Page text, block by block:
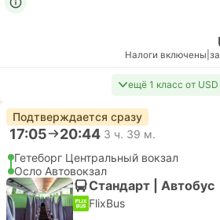
Налоги включены
ещё 1 класс от
Подтверждается сразу
17:05 20:44 3 ч. 39 м.
Гетеборг Центральный вокзал
Осло Автовокзал
Стандарт | Автобус
FlixBus